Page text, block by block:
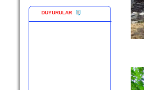
DUYURULAR